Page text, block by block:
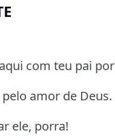
com teu pai
amor de Deus.
ele, porra!